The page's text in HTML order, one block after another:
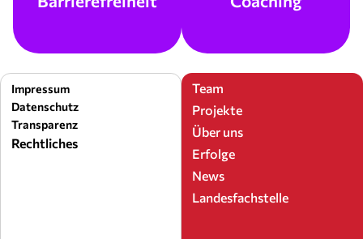
Impressum
Datenschutz
Transparenz
Rechtliches
Team
Projekte
Über uns
Erfolge
News
Landesfachstelle